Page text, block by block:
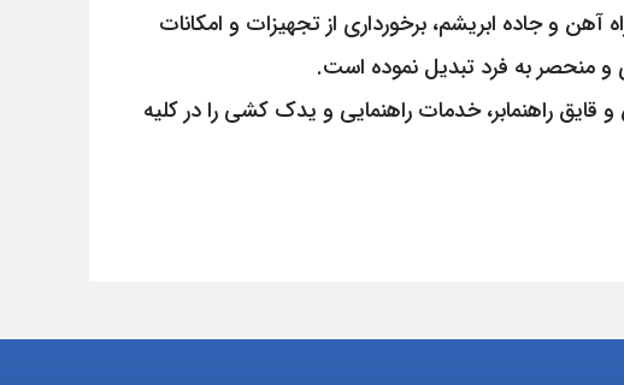
و جاده ابریشم، برخورداری از تجهیزات و امکانات
و منحصر به فرد تبدیل نموده است.
نفر راهنما و 17 فروند شناور اعم از یدک کش و قایق راهنمابر، خدمات راهنمایی و یدک کشی را در کلیه